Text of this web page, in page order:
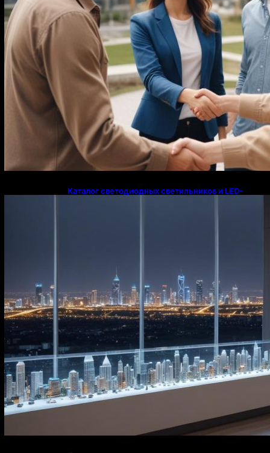
Каталог светодиодных светильников и LED-